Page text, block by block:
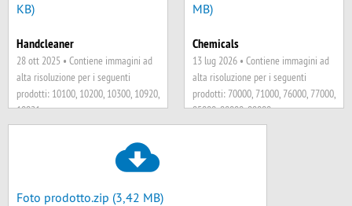
KB)
Handcleaner
28 ott 2025 • Contiene immagini ad
alta risoluzione per i seguenti
prodotti: 10100, 10200, 10300, 10920,
10921
MB)
Chemicals
13 lug 2026 • Contiene immagini ad
alta risoluzione per i seguenti
prodotti: 70000, 71000, 76000, 77000,
95000, 98000, 99000
Foto prodotto.zip (3,42 MB)